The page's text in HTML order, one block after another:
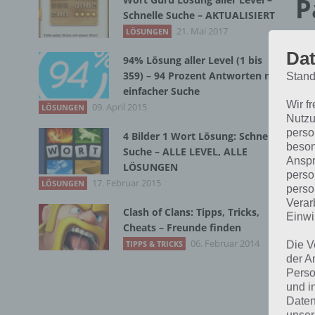
Schnelle Suche – AKTUALISIERT
LÖSUNGEN 21. Mai 2017
94% Lösung aller Level (1 bis
359) – 94 Prozent Antworten mit
einfacher Suche
LÖSUNGEN 09. April 2015
4 Bilder 1 Wort Lösung: Schnelle
Suche – ALLE LEVEL, ALLE
LÖSUNGEN
LÖSUNGEN 17. Februar 2015
Clash of Clans: Tipps, Tricks,
Cheats – Freunde finden
TIPPS & TRICKS 06. Februar 2014
Wir
Die
der
und